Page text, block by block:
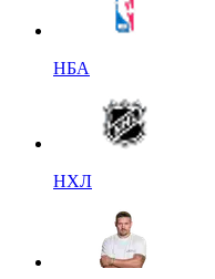
НБА
НХЛ